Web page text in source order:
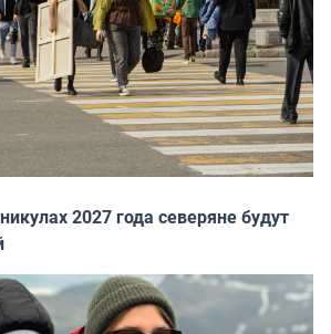
2027 года северяне будут